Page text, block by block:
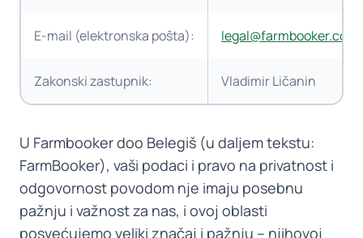
E-mail (elektronska pošta): legal@farmbooker.com
Zakonski zastupnik: Vladimir Ličanin
U Farmbooker doo Belegiš (u daljem tekstu:
FarmBooker), vaši podaci i pravo na privatnost i
odgovornost povodom nje imaju posebnu
pažnju i važnost za nas, i ovoj oblasti
posvećujemo veliki značaj i pažnju – njihovoj